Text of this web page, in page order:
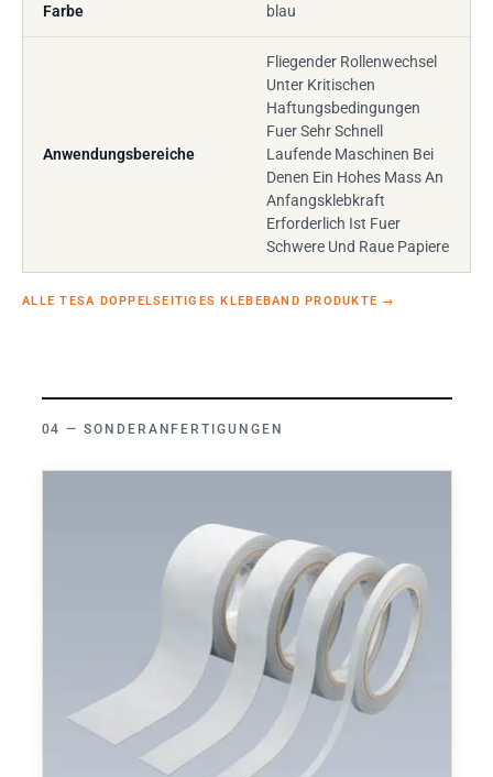
Farbe blau
Anwendungsbereiche
Fliegender Rollenwechsel
Unter Kritischen
Haftungsbedingungen
Fuer Sehr Schnell
Laufende Maschinen Bei
Denen Ein Hohes Mass An
Anfangsklebkraft
Erforderlich Ist Fuer
Schwere Und Raue Papiere
ALLE TESA DOPPELSEITIGES KLEBEBAND PRODUKTE →
SONDERANFERTIGUNGEN